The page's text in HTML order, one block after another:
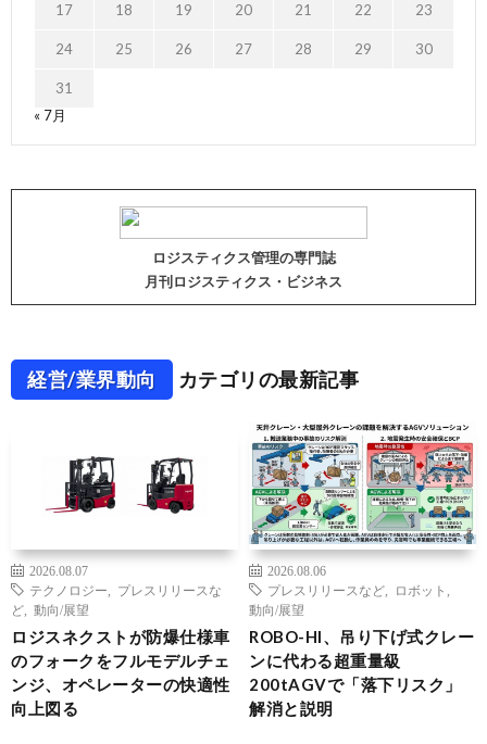
17 18 19 20 21 22 23
24 25 26 27 28 29 30
31
« 7月
ロジスティクス管理の専門誌
月刊ロジスティクス・ビジネス
経営/業界動向 カテゴリの最新記事
2026.08.07
テクノロジー
プレスリリースな
ど
動向/展望
ロジスネクストが防爆仕様車
のフォークをフルモデルチェ
ンジ、オペレーターの快適性
向上図る
2026.08.06
プレスリリースなど
ロボット
動向/展望
ROBO-HI、吊り下げ式クレー
ンに代わる超重量級
200tAGVで「落下リスク」
解消と説明